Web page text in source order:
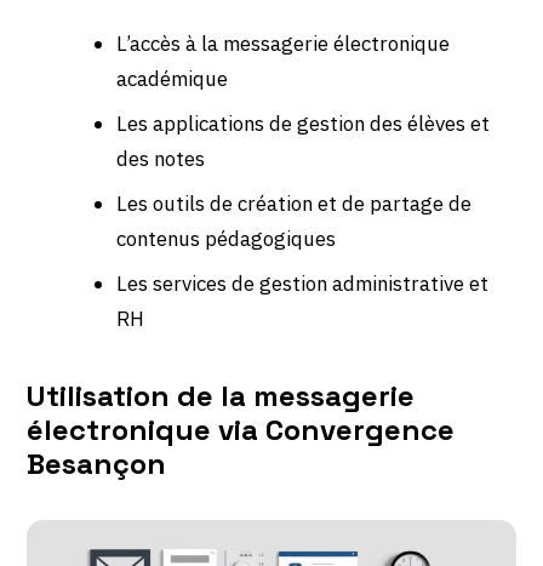
L’accès à la messagerie électronique
académique
Les applications de gestion des élèves et
des notes
Les outils de création et de partage de
contenus pédagogiques
Les services de gestion administrative et
RH
Utilisation de la messagerie
électronique via Convergence
Besançon